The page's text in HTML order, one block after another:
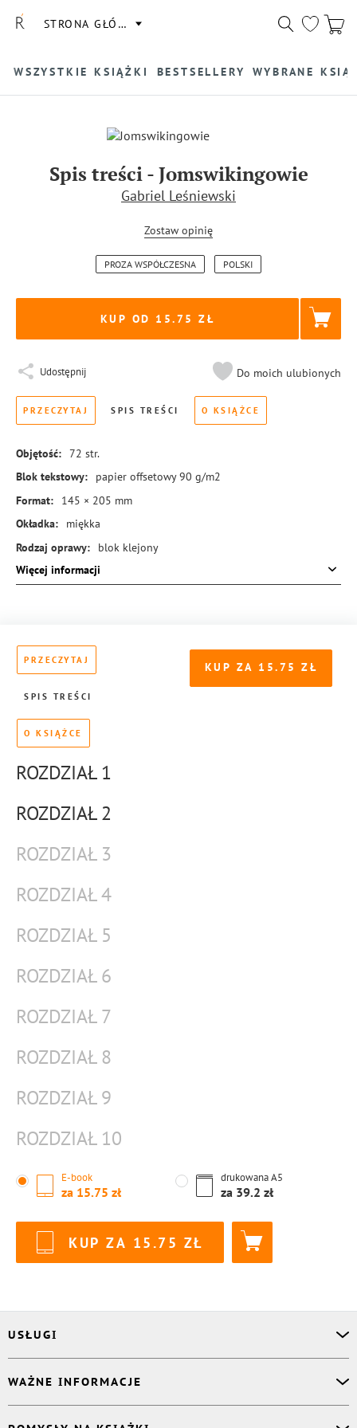
STRONA GŁÓWNA
WSZYSTKIE KSIĄŻKI BESTSELLERY WYBRANE
Spis treści-Jomswikingowie
Gabriel Leśniewski
Zostaw opinię
PROZA WSPÓŁCZESNA POLSKI
KUP OD 15.75
Udostępnij Do moich ulubionych
PRZECZYTAJ SPIS TREŚCI O KSIĄŻCE
Objętość: 72 str.
Blok tekstowy:
papier offsetowy 90 g/m2
Format:
145 × 205 mm
Okładka:
miękka
Rodzaj oprawy:
blok klejony
ISBN:
978-83-8455-105-9
Więcej informacji
KUP ZA 15.75
PRZECZYTAJ
SPIS TREŚCI
O KSIĄŻCE
ROZDZIAŁ 1
ROZDZIAŁ 2
ROZDZIAŁ 3
ROZDZIAŁ 4
ROZDZIAŁ 5
ROZDZIAŁ 6
ROZDZIAŁ 7
ROZDZIAŁ 8
ROZDZIAŁ 9
ROZDZIAŁ 10
E-book
za 15.75
drukowanaA5
za 39.2
KUP ZA 15.75
USŁUGI
Korektor
Projektant okładki
WAŻNE INFORMACJE